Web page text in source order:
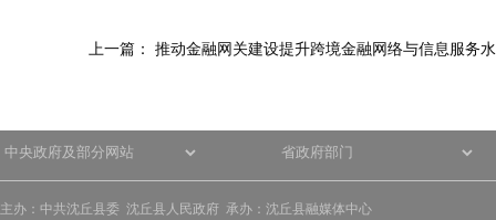
上一篇： 推动金融网关建设提升跨境金融网络与信息服务
主办：中共沈丘县委 沈丘县人民政府 承办：沈丘县融媒体中心